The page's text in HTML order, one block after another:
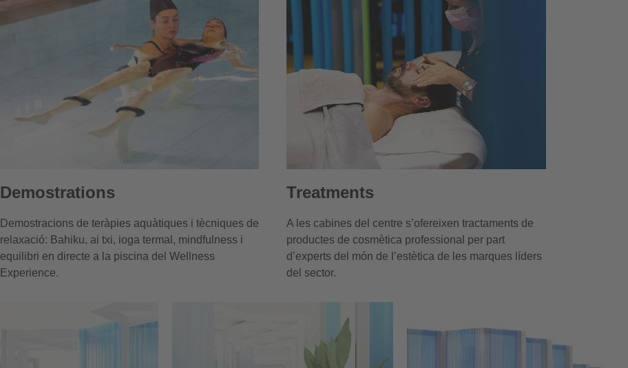
Demostrations
Demostracions de teràpies aquàtiques i tècniques de
relaxació: Bahiku, ai txi, ioga termal, mindfulness i
equilibri en directe a la piscina del Wellness
Experience.
Treatments
A les cabines del centre s’ofereixen tractaments de
productes de cosmètica professional per part
d’experts del món de l’estètica de les marques líders
del sector.